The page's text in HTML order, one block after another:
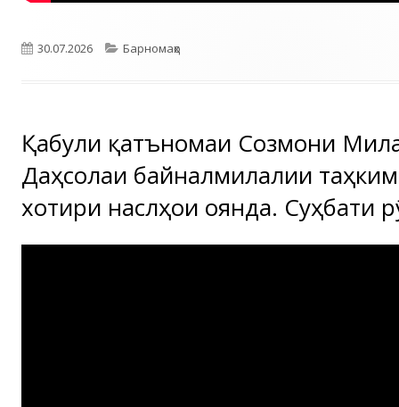
Опубликовано
30.07.2026 Рубрики
Барномаҳо
Қабули қатъномаи Созмони
Даҳсолаи байналмилалии
хотири наслҳои оянда. Суҳбати